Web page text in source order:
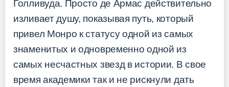
Голливуда. Просто де Армас действительно
изливает душу, показывая путь, который
привел Монро к статусу одной из самых
знаменитых и одновременно одной из
самых несчастных звезд в истории. В свое
время академики так и не рискнули дать